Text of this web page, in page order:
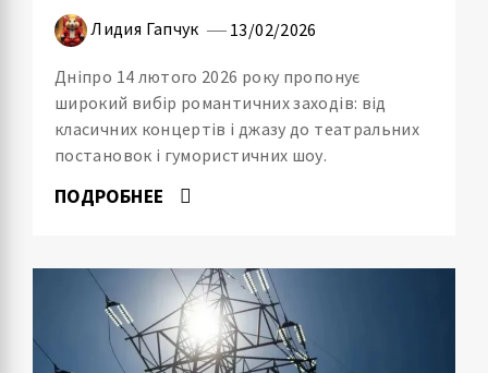
Лидия Гапчук 13/02/2026
Дніпро 14 лютого 2026 року пропонує
широкий вибір романтичних заходів: від
класичних концертів і джазу до театральних
постановок і гумористичних шоу.
ПОДРОБНЕЕ